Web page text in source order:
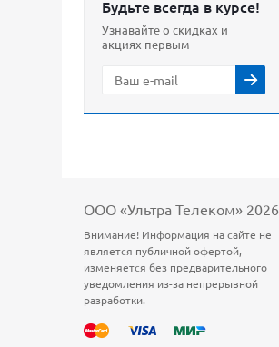
Будьте всегда в курсе!
Узнавайте о скидках и
акциях первым
ООО «Ультра Телеком» 2026
Внимание! Информация на сайте не
является публичной офертой,
изменяется без предварительного
уведомления из-за непрерывной
разработки.